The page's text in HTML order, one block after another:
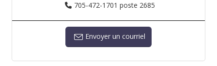
705-472-1701 poste 2685
Envoyer un courriel